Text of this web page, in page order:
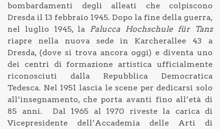
bombardamenti degli alleati che colpiscono
Dresda il 13 febbraio 1945. Dopo la fine della guerra,
nel luglio 1945, la Palucca Hochschule für Tanz
riapre nella nuova sede in Karcherallee 43 a
Dresda, (dove si trova ancora oggi) e diventa uno
dei centri di formazione artistica ufficialmente
riconosciuti dalla Repubblica Democratica
Tedesca. Nel 1951 lascia le scene per dedicarsi solo
all’insegnamento, che porta avanti fino all’età di
85 anni. Dal 1965 al 1970 riveste la carica di
Vicepresidente dell’Accademia delle Arti di